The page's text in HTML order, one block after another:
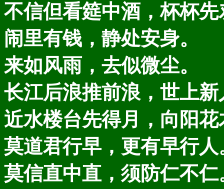
不信但看筵中酒，杯杯
闹里有钱，静处安身。
来如风雨，去似微尘。
长江后浪推前浪，世上
近水楼台先得月，向阳
莫道君行早，更有早行人
莫信直中直，须防仁不仁